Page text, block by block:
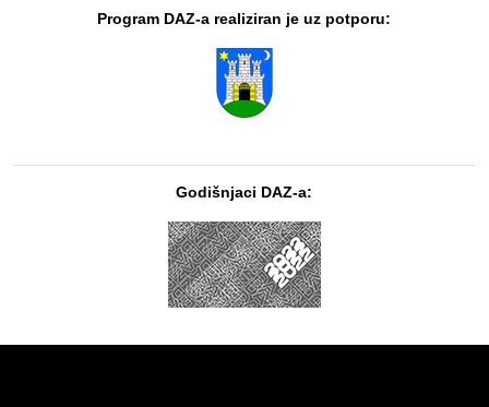
Program DAZ-a realiziran je uz potporu:
Godišnjaci DAZ-a: